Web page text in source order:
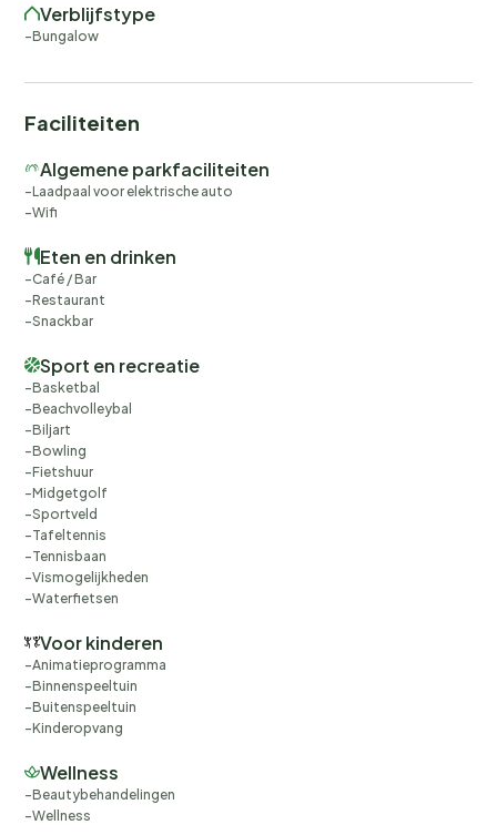
Verblijfstype
Bungalow
Faciliteiten
Algemene parkfaciliteiten
Laadpaal voor elektrische auto
Wifi
Eten en drinken
Café / Bar
Restaurant
Snackbar
Sport en recreatie
Basketbal
Beachvolleybal
Biljart
Bowling
Fietshuur
Midgetgolf
Sportveld
Tafeltennis
Tennisbaan
Vismogelijkheden
Waterfietsen
Voor kinderen
Animatieprogramma
Binnenspeeltuin
Buitenspeeltuin
Kinderopvang
Wellness
Beautybehandelingen
Wellness